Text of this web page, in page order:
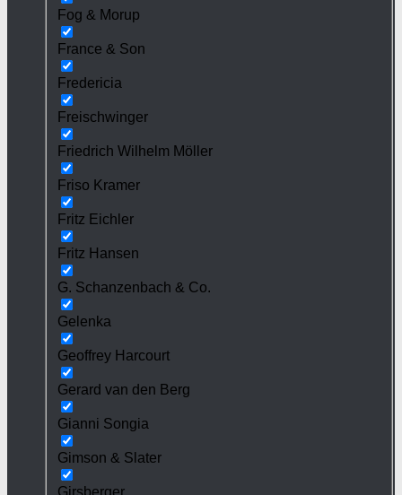
Fog & Morup
France & Son
Fredericia
Freischwinger
Friedrich Wilhelm Möller
Friso Kramer
Fritz Eichler
Fritz Hansen
G. Schanzenbach & Co.
Gelenka
Geoffrey Harcourt
Gerard van den Berg
Gianni Songia
Gimson & Slater
Girsberger